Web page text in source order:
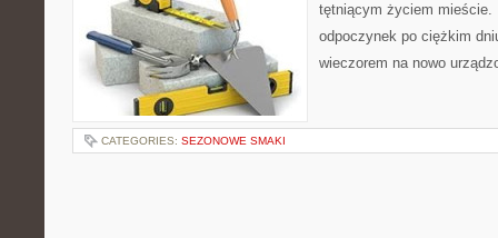
tętniącym życiem mieście.
odpoczynek po ciężkim
wieczorem na nowo
CATEGORIES: SEZONOWE SMAKI